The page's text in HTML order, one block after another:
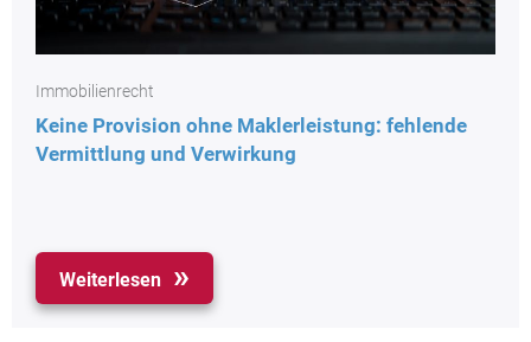
Immobilienrecht
Keine Provision ohne Maklerleistung: fehlende
Vermittlung und Verwirkung
Weiterlesen